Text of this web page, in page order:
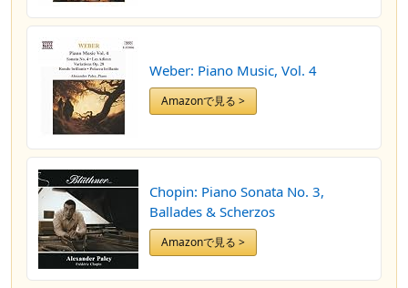
Weber: Piano Music, Vol. 4
Amazonで見る >
Chopin: Piano Sonata No. 3,
Ballades & Scherzos
Amazonで見る >